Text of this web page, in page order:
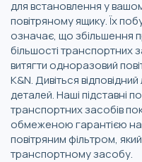
для встановлення у
повітряному ящику. Їх
означає, що збільшення
більшості транспортних
витягти одноразовий
K&N. Дивіться
деталей. Наші підставні
транспортних засобів
обмеженою гарантією на
повітряним фільтром,
транспортному засобу.